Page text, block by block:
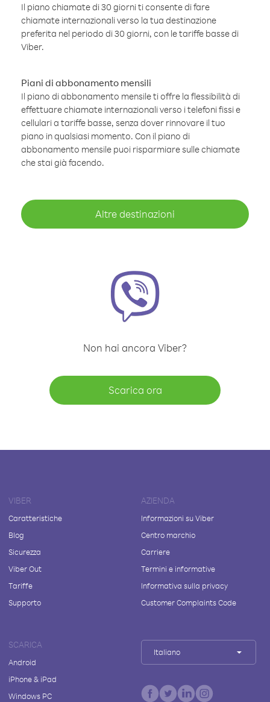
Il piano chiamate di 30 giorni ti consente di fare
chiamate internazionali verso la tua destinazione
preferita nel periodo di 30 giorni, con le tariffe basse di
Viber.
Piani di abbonamento mensili
Il piano di abbonamento mensile ti offre la flessibilità di
effettuare chiamate internazionali verso i telefoni fissi e
cellulari a tariffe basse, senza dover rinnovare il tuo
piano in qualsiasi momento. Con il piano di
abbonamento mensile puoi risparmiare sulle chiamate
che stai già facendo.
Altre destinazioni
Non hai ancora Viber?
Scarica ora
VIBER
Caratteristiche
Blog
Sicurezza
Viber Out
Tariffe
Supporto
AZIENDA
Informazioni su Viber
Centro marchio
Carriere
Termini e informative
Informativa sulla privacy
Customer Complaints Code
SCARICA
Android
iPhone & iPad
Windows PC
Italiano